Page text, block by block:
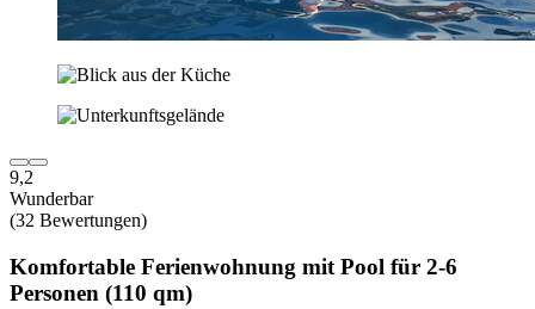
9,2
Wunderbar
(32 Bewertungen)
Komfortable Ferienwohnung mit Pool für 2-6
Personen (110 qm)